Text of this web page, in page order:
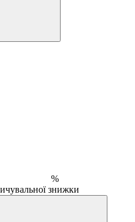
%
знижки